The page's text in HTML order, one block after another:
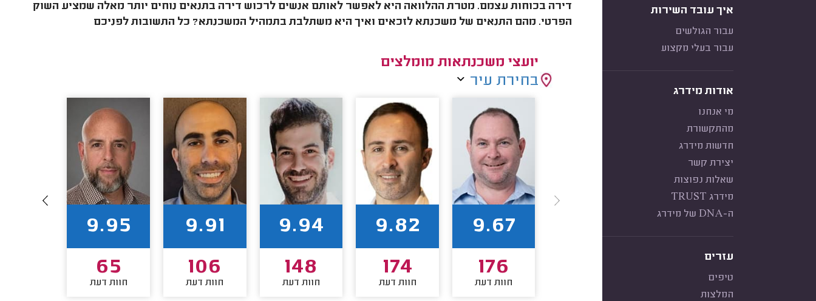
איך עובד השירות
עבור הגולשים
עבור בעלי מקצוע
אודות מידרג
מי אנחנו
מהתקשורת
חדשות מידרג
יצירת קשר
שאלות נפוצות
מידרג TRUST
ה-DNA של מידרג
עזרים
טיפים
המלצות
דירה בכוחות עצמם. מטרת ההלוואה היא לאפשר לאותם אנשים לרכוש דירה בתנאים נוחים יותר מאלה שמציע השוק
הפרטי. מהם התנאים של משכנתא לזכאים ואיך היא משתלבת בתמהיל המשכנתא? כל התשובות לפניכם
יועצי משכנתאות מומלצים
בחירת עיר
9.67
176
חוות דעת
9.82
174
חוות דעת
9.94
148
חוות דעת
9.91
106
חוות דעת
9.95
65
חוות דעת